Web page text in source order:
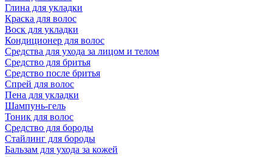
Глина для укладки
Краска для волос
Воск для укладки
Кондиционер для волос
Средства для ухода за лицом и телом
Средство для бритья
Средство после бритья
Спрей для волос
Пена для укладки
Шампунь-гель
Тоник для волос
Средство для бороды
Стайлинг для бороды
Бальзам для ухода за кожей